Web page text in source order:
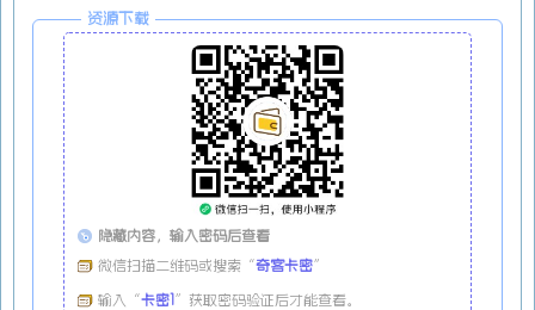
资源下载
隐藏内容，输入密码后查看
微信扫描二维码或搜索“奇客卡密”
输入“卡密1 ”获取密码验证后才能查看。